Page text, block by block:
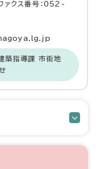
クス番号：052-
築指導課 市街地